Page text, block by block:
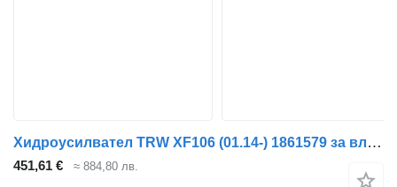
Хидроусилвател TRW XF106 (01.14-) 1861579 за влекач DAF XF106 (2014-)
451,61 € ≈ 884,80 лв.